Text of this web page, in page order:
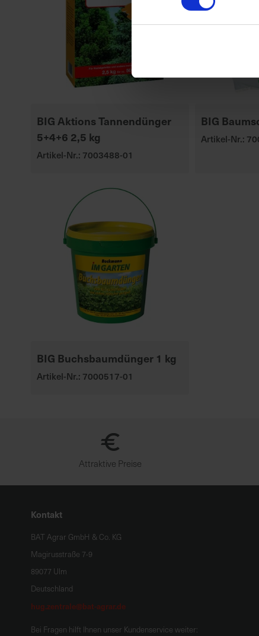
BIG Aktions Tannendünger
5+4+6 2,5 kg
Artikel-Nr.: 7003488-01
BIG
Artikel-Nr.:
BIG Buchsbaumdünger 1 kg
Artikel-Nr.: 7000517-01
Attraktive Preise
Kontakt
BAT Agrar GmbH & Co. KG
Magirusstraße 7-9
89077 Ulm
Deutschland
hug.zentrale@bat-agrar.de
Bei Fragen hilft Ihnen unser Kundenservice weiter: